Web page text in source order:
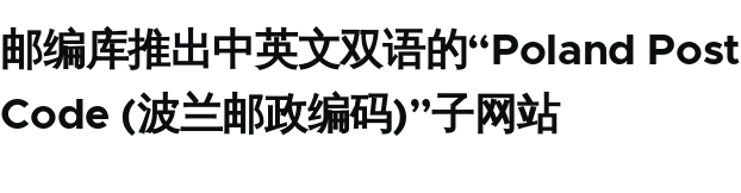
邮编库推出中英文双语的“Poland
Code (波兰邮政编码)”子网站